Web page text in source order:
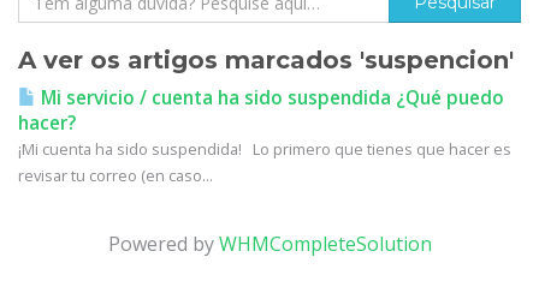
A ver os artigos marcados 'suspencion'
Mi servicio / cuenta ha sido suspendida ¿Qué puedo
hacer?
¡Mi cuenta ha sido suspendida! Lo primero que tienes que hacer es
revisar tu correo (en caso...
Powered byWHMCompleteSolution